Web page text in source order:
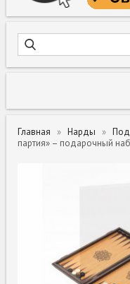
Главная Нарды
партия» – подарочный